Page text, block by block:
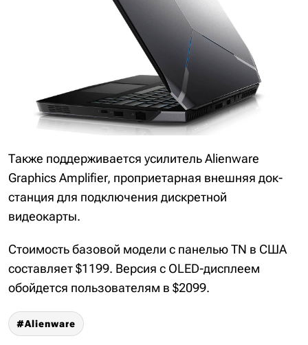
Также поддерживается усилитель Alienware
Graphics Amplifier, проприетарная внешняя док-
станция для подключения дискретной
видеокарты.
Стоимость базовой модели с панелью TN в США
составляет $1199. Версия с OLED-дисплеем
обойдется пользователям в $2099.
Alienware